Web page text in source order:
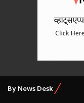
By News Desk